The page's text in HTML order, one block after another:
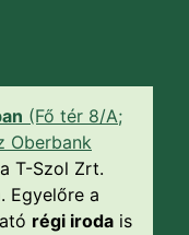
(Fő tér 8/A;
Oberbank
T-Szol Zrt.
Egyelőre a
régi iroda is